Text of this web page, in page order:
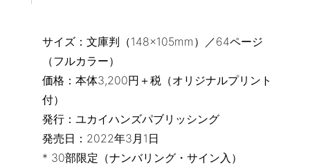
サイズ：文庫判（148×105mm）／64ページ
（フルカラー）
価格：本体3,200円＋税（オリジナルプリント
付）
発行：ユカイハンズパブリッシング
発売日：2022年3月1日
* 30部限定（ナンバリング・サイン入）